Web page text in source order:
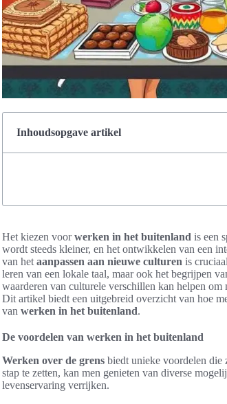
Inhoudsopgave artikel
Het kiezen voorwerken in het buitenland is een
wordt steeds kleiner, en het ontwikkelen van een
van het aanpassen aan nieuwe culturen is
leren van een lokale taal, maar ook het begrijpen
waarderen van culturele verschillen kan helpen om
Dit artikel biedt een uitgebreid overzicht van hoe
van werken in het buitenland.
De voordelen van werken in het buitenland
Werken over de grens biedt unieke voordelen die
stap te zetten, kan men genieten van diverse
levenservaring verrijken.